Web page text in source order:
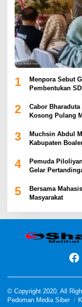
1
Menpora Sebut
Pembentukan
2
Cabor
Kosong Pulang
3
Muchsin Abdul
Kabupaten
4
Pemuda
Gelar
5
Bersama
Masyarakat
© Copyright 2020, All
Pedoman Media Siber